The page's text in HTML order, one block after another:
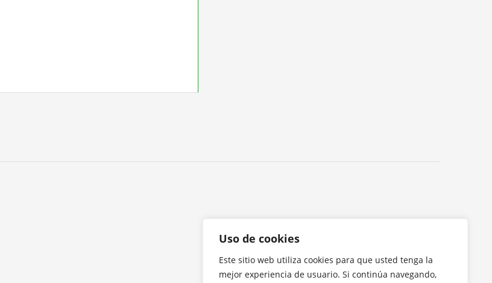
Uso de cookies
Este sitio web utiliza cookies para que usted tenga la
mejor experiencia de usuario. Si continúa navegando,